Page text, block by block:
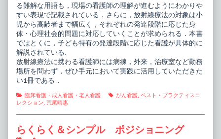
版,
る難解な用語も，現場の看護師の理解が進むようにわかりや
すい表現で記載されている．さらに，放射線療法の対象は小
児から高齢者まで幅広く，それぞれの発達段階に応じた身
体・心理社会的問題に対応していくことが求められる．本書
ではとくに，子ども特有の発達段階に応じた看護が具体的に
解説されている.
放射線療法に携わる看護師には病練，外来，治療室など勤務
場所を問わず，ぜひ手元において実践に活用していただきた
い1冊である．
Categories
臨床看護・成人看護・老人看護 Tags
がん看護, ベスト・プラクティスコ
レクション, 荒尾晴惠
らくらく＆シンプル ポジショニング